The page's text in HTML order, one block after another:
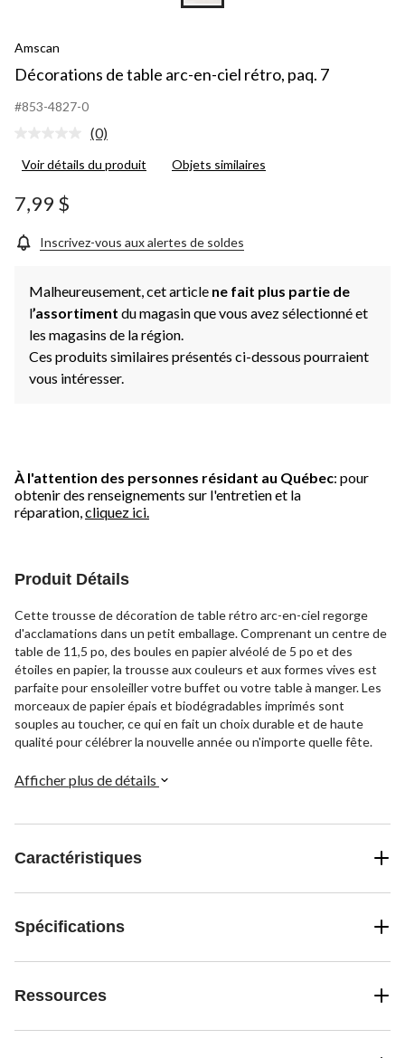
Amscan
Décorations de table arc-en-ciel rétro, paq. 7
#853-4827-0
Aucune
pour
la
même
(0)
Voir détails du produit Objets similaires
7,99 $
Inscrivez-vous aux alertes de soldes
Malheureusement, cet article ne fait plus partie de
l’assortiment du magasin que vous avez sélectionné et
les magasins de la région.
Ces produits similaires présentés ci-dessous pourraient
vous intéresser.
À l'attention des personnes résidant au Québec: pour
obtenir des renseignements sur l'entretien et la
réparation, cliquez ici.
Produit Détails
Cette trousse de décoration de table rétro arc-en-ciel regorge
d'acclamations dans un petit emballage. Comprenant un centre de
table de 11,5 po, des boules en papier alvéolé de 5 po et des
étoiles en papier, la trousse aux couleurs et aux formes vives est
parfaite pour ensoleiller votre buffet ou votre table à manger. Les
morceaux de papier épais et biodégradables imprimés sont
souples au toucher, ce qui en fait un choix durable et de haute
qualité pour célébrer la nouvelle année ou n'importe quelle fête.
Afficher plus de détails
Caractéristiques
Spécifications
Ressources